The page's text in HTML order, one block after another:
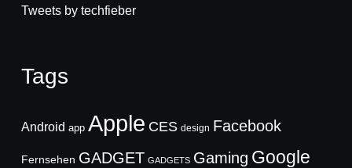
Tweets by techfieber
Tags
Android app Apple CES design Facebook
Fernsehen GADGET GADGETS Gaming Google